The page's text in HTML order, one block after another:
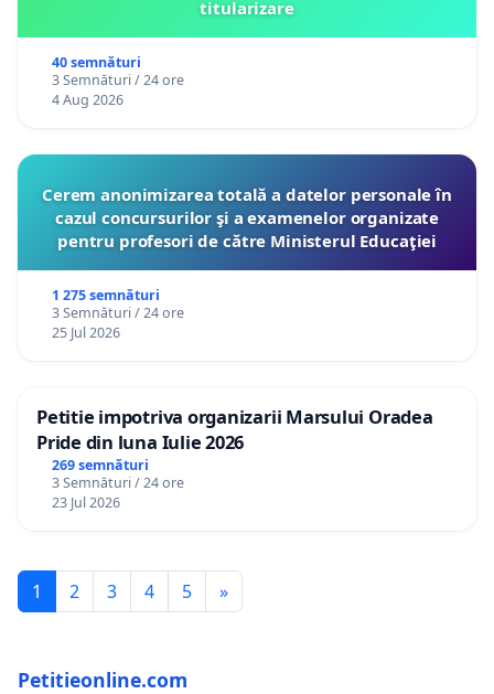
titularizare
40 semnături
3 Semnături / 24 ore
4 Aug 2026
Cerem anonimizarea totală a datelor personale în
cazul concursurilor şi a examenelor organizate
pentru profesori de către Ministerul Educaţiei
1 275 semnături
3 Semnături / 24 ore
25 Jul 2026
Petitie impotriva organizarii Marsului Oradea
Pride din luna Iulie 2026
269 semnături
3 Semnături / 24 ore
23 Jul 2026
1 2 3 4 5 »
Petitieonline.com